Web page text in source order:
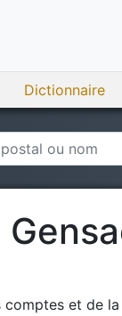
Dictionnaire
comptes et de